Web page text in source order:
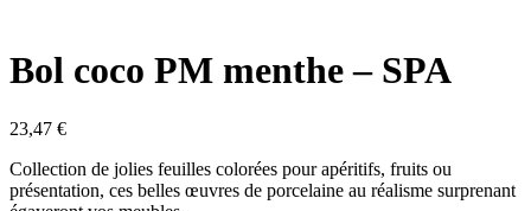
Bol coco PM menthe – SPA
23,47 €
Collection de jolies feuilles colorées pour apéritifs, fruits ou
présentation, ces belles œuvres de porcelaine au réalisme surprenant